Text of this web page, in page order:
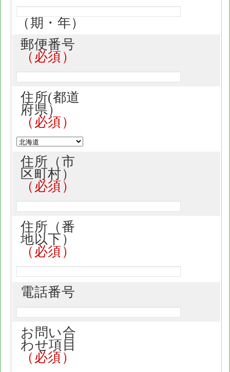
（期・年）
郵便番号
住所(都道
府県）
住所（市
区町村）
住所（番
地以下）
電話番号
お問い合
わせ項目